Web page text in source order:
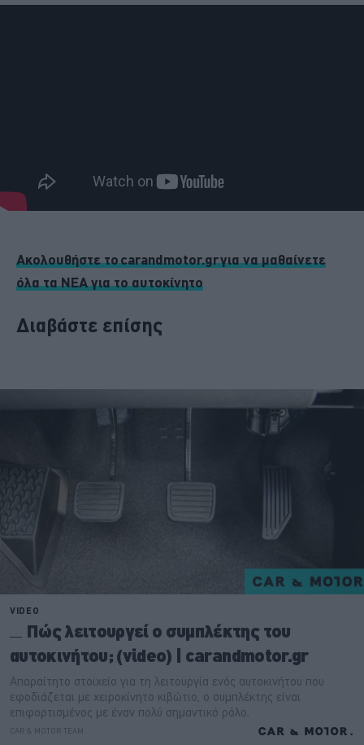
Ακολουθήστε το carandmotor.gr για να μαθαίνετε
όλα τα ΝΕΑ για το αυτοκίνητο
Διαβάστε επίσης